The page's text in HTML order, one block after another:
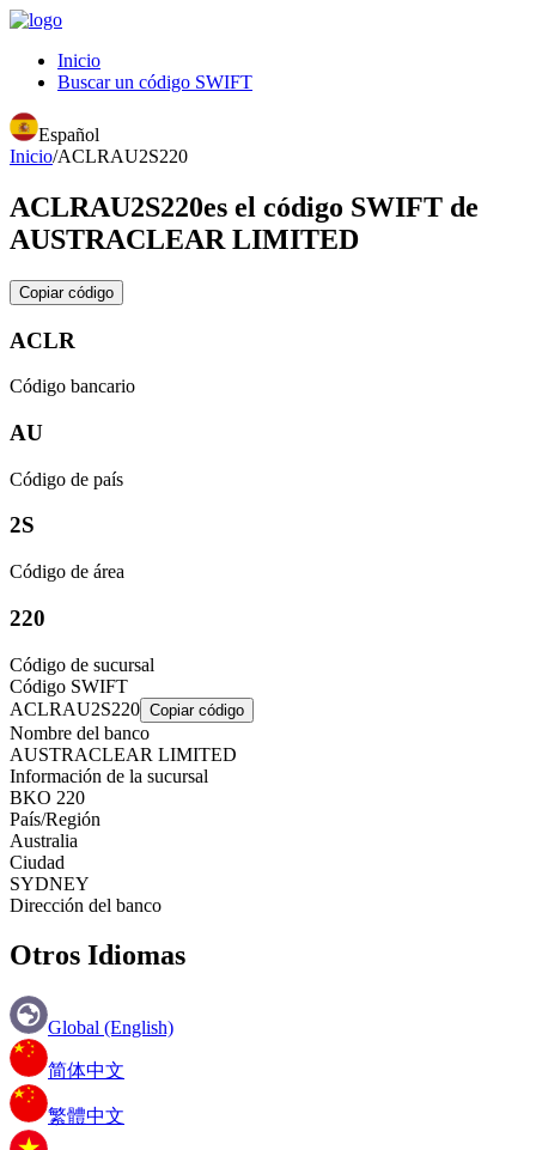
Inicio
Buscar un código SWIFT
Español
Inicio/ACLRAU2S220
ACLRAU2S220es el código SWIFT de
AUSTRACLEAR LIMITED
Copiar código
ACLR
Código bancario
AU
Código de país
2S
Código de área
220
Código de sucursal
Código SWIFT
ACLRAU2S220 Copiar código
Nombre del banco
AUSTRACLEAR LIMITED
Información de la sucursal
BKO 220
País/Región
Australia
Ciudad
SYDNEY
Dirección del banco
Otros Idiomas
Global (English)
简体中文
繁體中文